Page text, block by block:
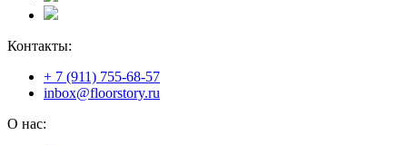
Контакты:
+ 7 (911) 755-68-57
inbox@floorstory.ru
О нас: